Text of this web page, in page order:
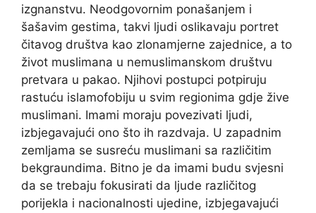
izgnanstvu. Neodgovornim ponašanjem i
šašavim gestima, takvi ljudi oslikavaju portret
čitavog društva kao zlonamjerne zajednice, a to
život muslimana u nemuslimanskom društvu
pretvara u pakao. Njihovi postupci potpiruju
rastuću islamofobiju u svim regionima gdje žive
muslimani. Imami moraju povezivati ljudi,
izbjegavajući ono što ih razdvaja. U zapadnim
zemljama se susreću muslimani sa različitim
bekgraundima. Bitno je da imami budu svjesni
da se trebaju fokusirati da ljude različitog
porijekla i nacionalnosti ujedine, izbjegavajući